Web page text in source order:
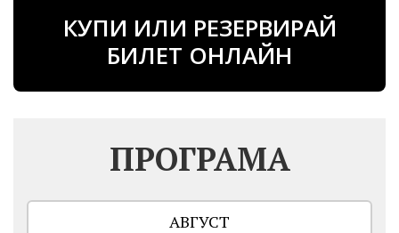
КУПИ ИЛИ РЕЗЕРВИРАЙ
БИЛЕТ ОНЛАЙН
ПРОГРАМА
АВГУСТ